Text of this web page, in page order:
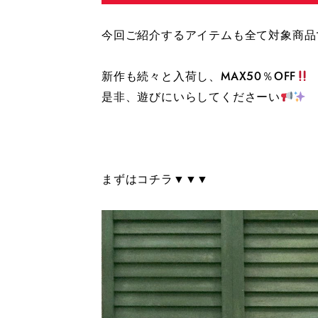
今回ご紹介するアイテムも全て対象商
新作も続々と入荷し、MAX50％OFF
是非、遊びにいらしてくださーい
まずはコチラ▼▼▼